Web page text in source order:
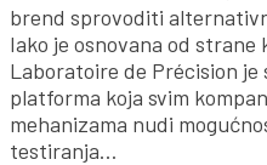
brend sprovoditi
Iako je osnovana od strane
Laboratoire de Précision
platforma koja svim
mehanizama nudi
testiranja…